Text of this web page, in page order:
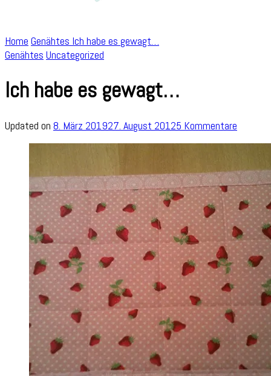
Home Genähtes Ich habe es gewagt…
Genähtes Uncategorized
Ich habe es gewagt…
Updated on 8. März 201927. August 20125 Kommentare
es